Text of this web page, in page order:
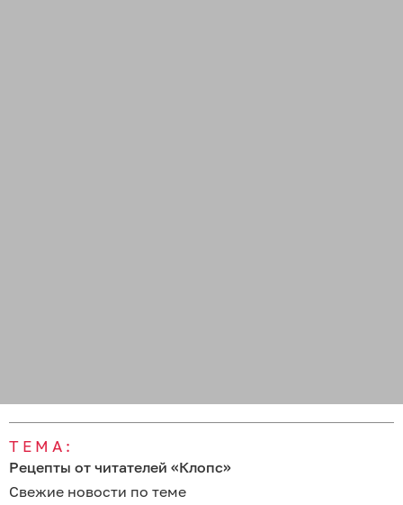
ТЕМА:
Рецепты от читателей «Клопс»
Свежие новости по теме